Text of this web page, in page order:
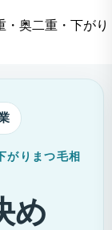
がりまつ毛相
め